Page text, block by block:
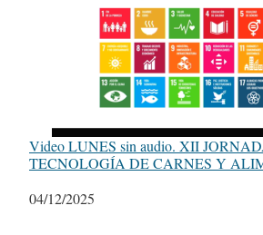
Video LUNES sin audio. XII
TECNOLOGÍA DE CARNES Y
Fecha
04/12/2025